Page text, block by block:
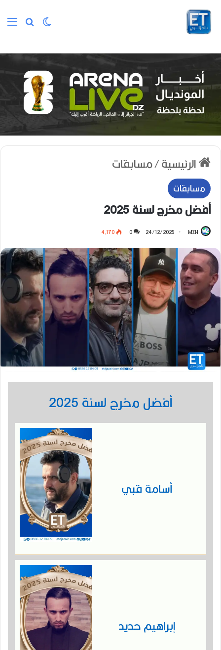
بحث عن
الوضع المظلم
الرئيسية/مسابقات
مسابقات
أفضل مخرج لسنة 2025
MZH
24/12/2025
0 4٬170
أفضل مخرج لسنة 2025
أسامة قبي
إبراهيم حديد